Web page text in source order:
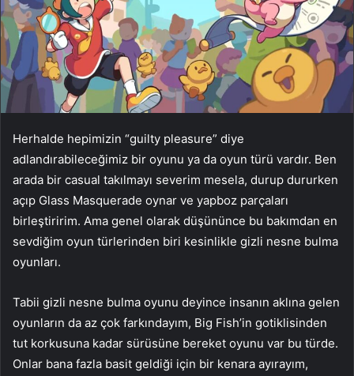
Herhalde hepimizin “guilty pleasure” diye
adlandırabileceğimiz bir oyunu ya da oyun türü vardır. Ben
arada bir casual takılmayı severim mesela, durup dururken
açıp Glass Masquerade oynar ve yapboz parçaları
birleştiririm. Ama genel olarak düşününce bu bakımdan en
sevdiğim oyun türlerinden biri kesinlikle gizli nesne bulma
oyunları.
Tabii gizli nesne bulma oyunu deyince insanın aklına gelen
oyunların da az çok farkındayım, Big Fish’in gotiklisinden
tut korkusuna kadar sürüsüne bereket oyunu var bu türde.
Onlar bana fazla basit geldiği için bir kenara ayırayım,